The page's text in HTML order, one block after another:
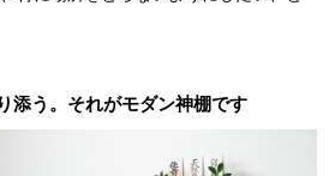
添う。それがモダン神棚です